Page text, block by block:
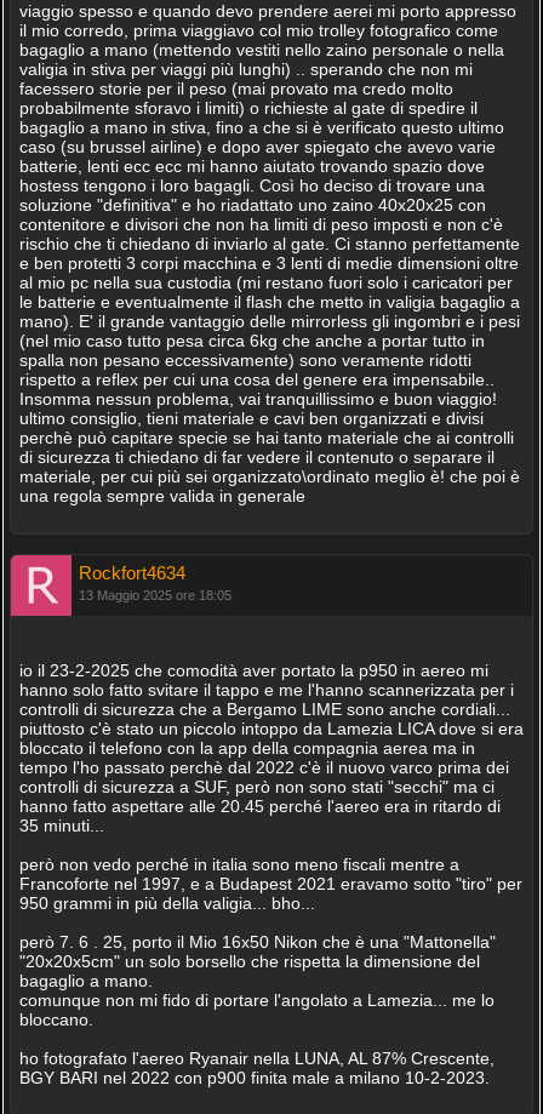
viaggio spesso e quando devo prendere aerei mi porto appresso
il mio corredo, prima viaggiavo col mio trolley fotografico come
bagaglio a mano (mettendo vestiti nello zaino personale o nella
valigia in stiva per viaggi più lunghi) .. sperando che non mi
facessero storie per il peso (mai provato ma credo molto
probabilmente sforavo i limiti) o richieste al gate di spedire il
bagaglio a mano in stiva, fino a che si è verificato questo ultimo
caso (su brussel airline) e dopo aver spiegato che avevo varie
batterie, lenti ecc ecc mi hanno aiutato trovando spazio dove
hostess tengono i loro bagagli. Così ho deciso di trovare una
soluzione "definitiva" e ho riadattato uno zaino 40x20x25 con
contenitore e divisori che non ha limiti di peso imposti e non c'è
rischio che ti chiedano di inviarlo al gate. Ci stanno perfettamente
e ben protetti 3 corpi macchina e 3 lenti di medie dimensioni oltre
al mio pc nella sua custodia (mi restano fuori solo i caricatori per
le batterie e eventualmente il flash che metto in valigia bagaglio a
mano). E' il grande vantaggio delle mirrorless gli ingombri e i pesi
(nel mio caso tutto pesa circa 6kg che anche a portar tutto in
spalla non pesano eccessivamente) sono veramente ridotti
rispetto a reflex per cui una cosa del genere era impensabile..
Insomma nessun problema, vai tranquillissimo e buon viaggio!
ultimo consiglio, tieni materiale e cavi ben organizzati e divisi
perchè può capitare specie se hai tanto materiale che ai controlli
di sicurezza ti chiedano di far vedere il contenuto o separare il
materiale, per cui più sei organizzato\ordinato meglio è! che poi è
una regola sempre valida in generale
Rockfort4634
13 Maggio 2025 ore 18:05
io il 23-2-2025 che comodità aver portato la p950 in aereo mi
hanno solo fatto svitare il tappo e me l'hanno scannerizzata per i
controlli di sicurezza che a Bergamo LIME sono anche cordiali...
piuttosto c'è stato un piccolo intoppo da Lamezia LICA dove si era
bloccato il telefono con la app della compagnia aerea ma in
tempo l'ho passato perchè dal 2022 c'è il nuovo varco prima dei
controlli di sicurezza a SUF, però non sono stati "secchi" ma ci
hanno fatto aspettare alle 20.45 perché l'aereo era in ritardo di
35 minuti...
però non vedo perché in italia sono meno fiscali mentre a
Francoforte nel 1997, e a Budapest 2021 eravamo sotto "tiro" per
950 grammi in più della valigia... bho...
però 7. 6 . 25, porto il Mio 16x50 Nikon che è una "Mattonella"
"20x20x5cm" un solo borsello che rispetta la dimensione del
bagaglio a mano.
comunque non mi fido di portare l'angolato a Lamezia... me lo
bloccano.
ho fotografato l'aereo Ryanair nella LUNA, AL 87% Crescente,
BGY BARI nel 2022 con p900 finita male a milano 10-2-2023.